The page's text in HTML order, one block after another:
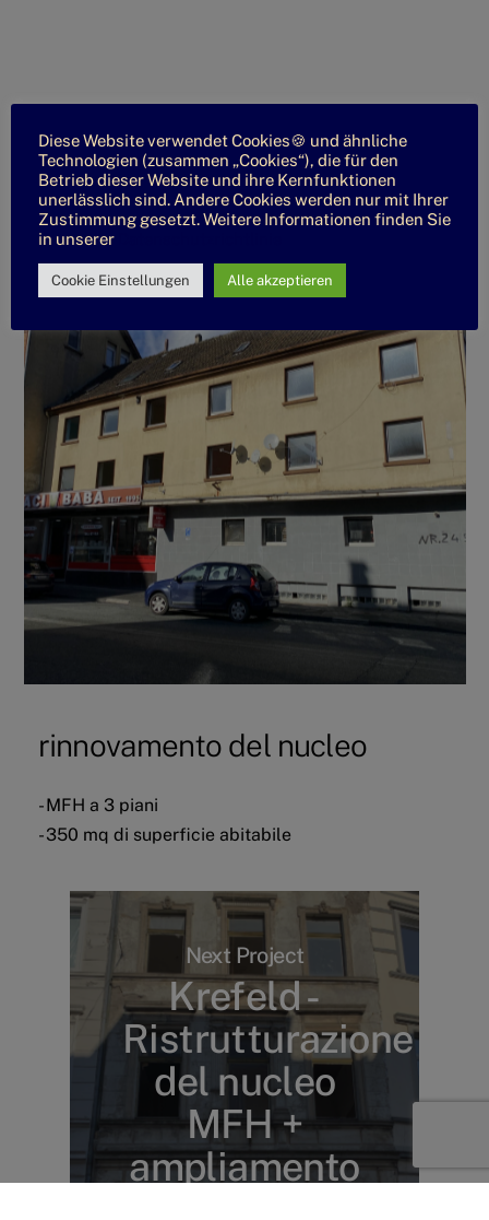
rinnovamento del nucleo
- MFH a 3 piani
- 350 mq di superficie abitabile
Next Project
Krefeld -
Ristrutturazione
del nucleo
MFH +
ampliamento
Diese Website verwendet Cookies🍪 und ähnliche
Technologien (zusammen „Cookies“), die für den
Betrieb dieser Website und ihre Kernfunktionen
unerlässlich sind. Andere Cookies werden nur mit Ihrer
Zustimmung gesetzt. Weitere Informationen finden Sie
in unserer
Cookie Einstellungen Alle akzeptieren